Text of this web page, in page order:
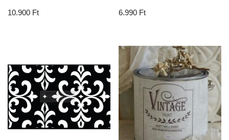
10.900 Ft 6.990 Ft